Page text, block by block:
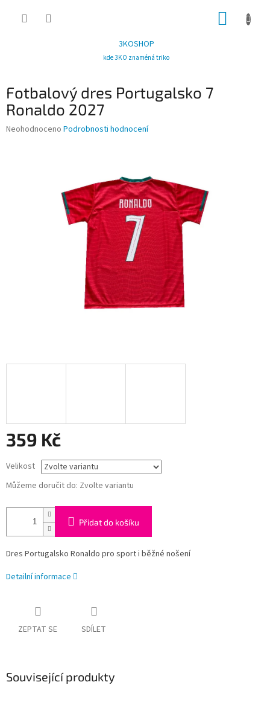
3KOSHOP
kde 3KO znaméná triko
Fotbalový dres Portugalsko 7
Ronaldo 2027
Průměrné
Neohodnoceno Podrobnosti hodnocení
359 Kč
cena:
Velikost
Můžeme doručit do: Zvolte variantu
Přidat do košíku
Dres Portugalsko Ronaldo pro sport i běžné nošení
Detailní informace
ZEPTAT SE SDÍLET
Související produkty